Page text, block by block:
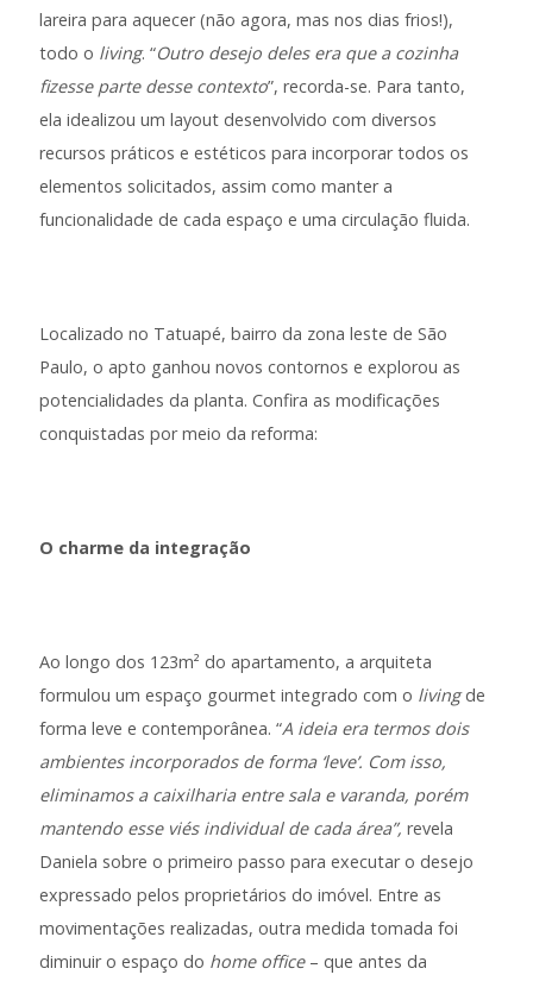
lareira para aquecer (não agora, mas nos dias frios!),
todo o living. “Outro desejo deles era que a cozinha
fizesse parte desse contexto”, recorda-se. Para tanto,
ela idealizou um layout desenvolvido com diversos
recursos práticos e estéticos para incorporar todos os
elementos solicitados, assim como manter a
funcionalidade de cada espaço e uma circulação fluida.
Localizado no Tatuapé, bairro da zona leste de São
Paulo, o apto ganhou novos contornos e explorou as
potencialidades da planta. Confira as modificações
conquistadas por meio da reforma:
O charme da integração
Ao longo dos 123m² do apartamento, a arquiteta
formulou um espaço gourmet integrado com o livingde
forma leve e contemporânea. “A ideia era termos dois
ambientes incorporados de forma ‘leve’. Com isso,
eliminamos a caixilharia entre sala e varanda, porém
mantendo esse viés individual de cada área”,revela
Daniela sobre o primeiro passo para executar o desejo
expressado pelos proprietários do imóvel. Entre as
movimentações realizadas, outra medida tomada foi
diminuir o espaço do home office – que antes da